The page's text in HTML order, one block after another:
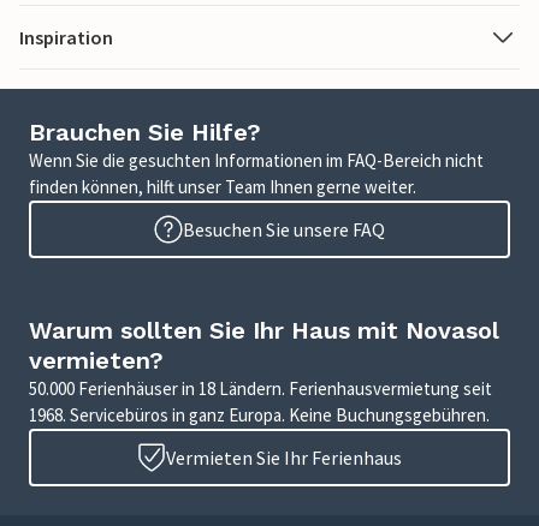
Inspiration
Brauchen Sie Hilfe?
Wenn Sie die gesuchten Informationen im FAQ-Bereich nicht
finden können, hilft unser Team Ihnen gerne weiter.
Besuchen Sie unsere FAQ
Warum sollten Sie Ihr Haus mit Novasol
vermieten?
50.000 Ferienhäuser in 18 Ländern. Ferienhausvermietung seit
1968. Servicebüros in ganz Europa. Keine Buchungsgebühren.
Vermieten Sie Ihr Ferienhaus